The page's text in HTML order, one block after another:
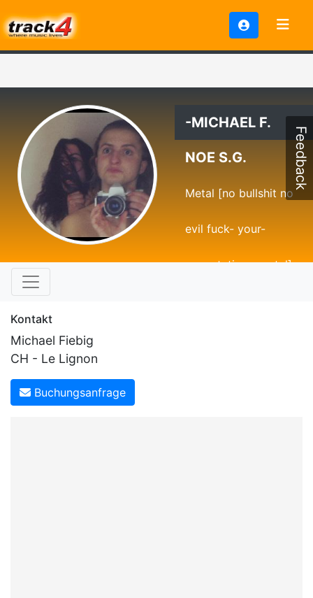
-MICHAEL F.
NOE S.G.
Metal [no bullshit no
evil fuck- your-
expectations-metal]
Kontakt
Michael Fiebig
CH - Le Lignon
Buchungsanfrage
Feedback